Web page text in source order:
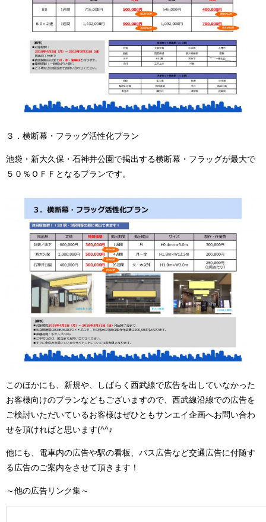
３．横断幕・フラッグ活性化プラン
池袋・新大久保・石神井公園で掲出する横断幕・フラッグが最大で
５０％ＯＦＦとなるプランです。
このほかにも、新規や、しばらく西武線で広告を出していなかった
お客様向けのプランなどもございますので、西武線沿線での広告を
ご検討いただいているお客様はぜひともサンエイ企画へお問い合わ
せを頂ければと思います(^^♪
他にも、電車内の広告や駅の看板、バス広告など交通広告に付随す
る広告のご案内をさせて頂きます！
～他の広告リンク集～